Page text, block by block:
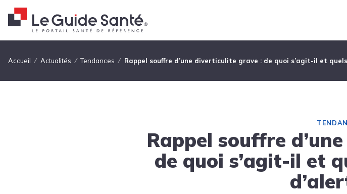
Fil d'Ariane
Accueil Actualités Tendances Rappel souffre d’une diverticulite grave : de quoi s’agit-il et
Rappel souffre
de quoi s’agit-il et